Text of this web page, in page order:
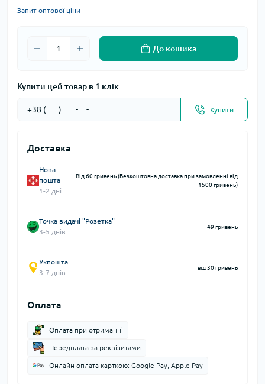
Запит оптової ціни
До кошика
Купити цей товар в 1 клік:
Купити
Доставка
Нова
пошта
1-2 дні
Від 60 гривень (Безкоштовна доставка при замовленні від
1500 гривень)
Точка видачі "Розетка"
3-5 днів
49 гривень
Укпошта
3-7 днів
від 30 гривень
Оплата
Оплата при отриманні
Передплата за реквізитами
Онлайн оплата карткою: Google Pay, Apple Pay